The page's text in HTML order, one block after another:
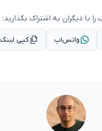
با دیگران به اشتراک بگذارید:
واتس‌اپ کپی لینک